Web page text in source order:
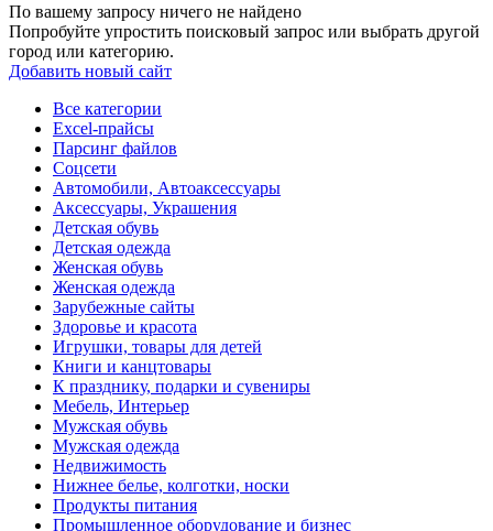
По вашему запросу ничего не найдено
Попробуйте упростить поисковый запрос или выбрать другой
город или категорию.
Добавить новый сайт
Все категории
Excel-прайсы
Парсинг файлов
Соцсети
Автомобили, Автоаксессуары
Аксессуары, Украшения
Детская обувь
Детская одежда
Женская обувь
Женская одежда
Зарубежные сайты
Здоровье и красота
Игрушки, товары для детей
Книги и канцтовары
К празднику, подарки и сувениры
Мебель, Интерьер
Мужская обувь
Мужская одежда
Недвижимость
Нижнее белье, колготки, носки
Продукты питания
Промышленное оборудование и бизнес